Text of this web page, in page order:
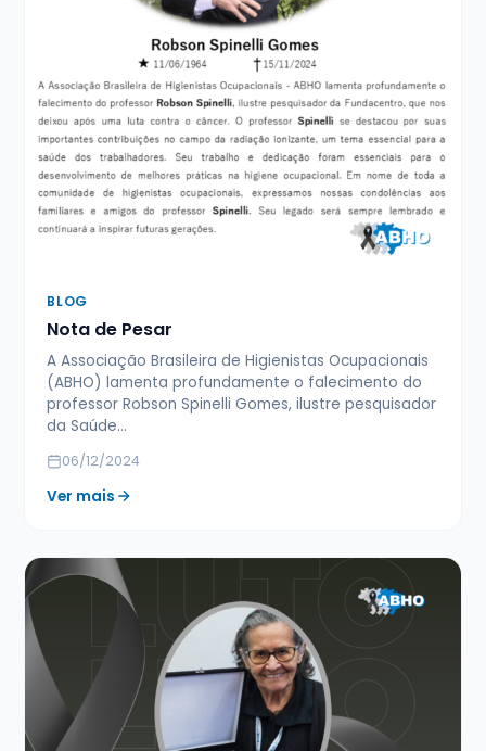
BLOG
Nota de Pesar
A Associação Brasileira de Higienistas Ocupacionais
(ABHO) lamenta profundamente o falecimento do
professor Robson Spinelli Gomes, ilustre pesquisador
da Saúde…
06/12/2024
Ver mais